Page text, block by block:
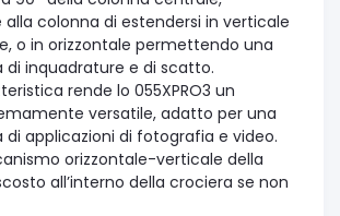
colonna di estendersi in verticale
o in orizzontale permettendo una
inquadrature e di scatto.
rende lo 055XPRO3 un
versatile, adatto per una
applicazioni di fotografia e video.
orizzontale-verticale della
all’interno della crociera se non